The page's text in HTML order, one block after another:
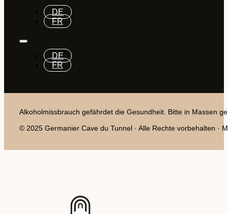
DE
FR
DE
FR
Alkoholmissbrauch gefährdet die Gesundheit. Bitte in Massen
© 2025 Germanier Cave du Tunnel · Alle Rechte vorbehalten ·